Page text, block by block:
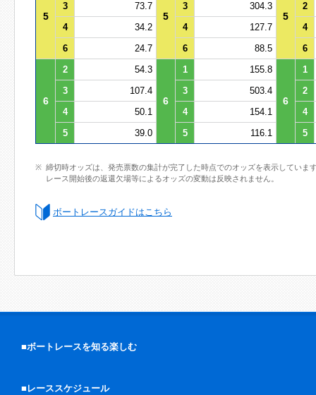
5 5 5
3
73.7 3 304.3
2
4
34.2 4 127.7
4
6
24.7 6 88.5 6
6
2 54.3
6
1 155.8
6
1
3
107.4 3 503.4
2
4
50.1 4 154.1
4
5
39.0 5 116.1 5
締切時オッズは、発売票数の集計が完了した時点でのオッズを表示していま
レース開始後の返還欠場等によるオッズの変動は反映されません。
ボートレースガイドはこちら
■ボートレースを知る楽しむ
■レーススケジュール